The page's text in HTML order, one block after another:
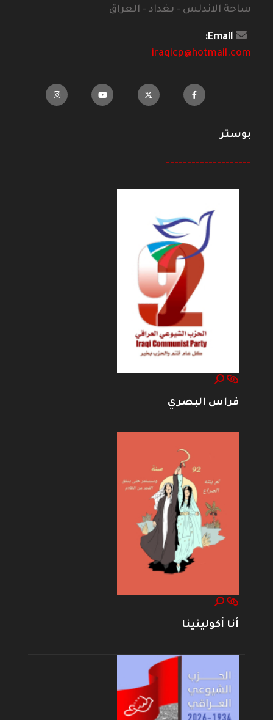
ساحة الاندلس - بغداد - العراق
Email:
iraqicp@hotmail.com
بوستر
--------------------
فراس البصري
أنا أكولينينا